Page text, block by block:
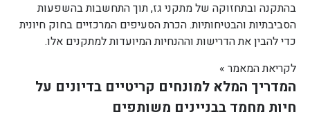
בהתקנה ובתחזוקה של מתקני גז, תוך התחשבות בהשפעות
הסביבתיות והבטיחותיות. הכרת הסעיפים המרכזיים בחוק חיונית
כדי להבין את הדרישות וההנחיות המיועדות למתקנים אלו.
לקריאת המאמר »
המדריך המלא למונחים קריטיים בדיונים על
חיות מחמד בבניינים משותפים